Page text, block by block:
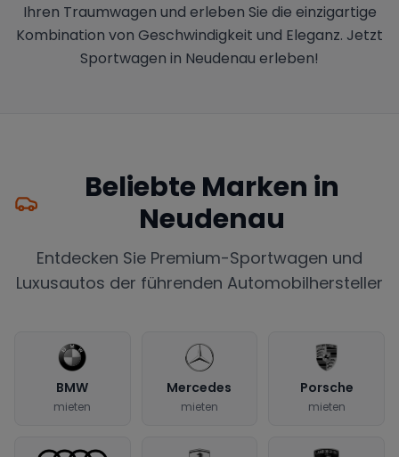
Ihren Traumwagen und erleben Sie die einzigartige
Kombination von Geschwindigkeit und Eleganz. Jetzt
Sportwagen in Neudenau erleben!
Beliebte Marken in
Neudenau
Entdecken Sie Premium-Sportwagen und
Luxusautos der führenden Automobilhersteller
BMW
mieten
Mercedes
mieten
Porsche
mieten